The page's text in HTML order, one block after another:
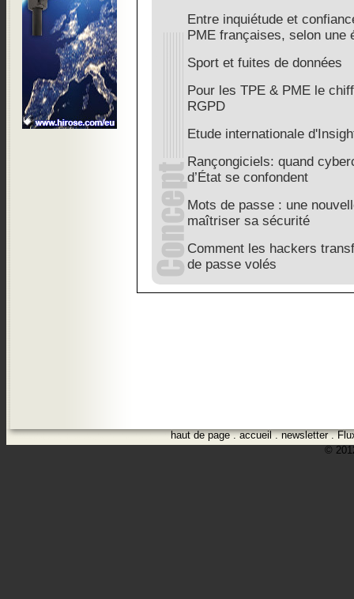
Entre inquiétude et
PME françaises, selon une
Sport et fuites de données
Pour les TPE & PME le
RGPD
Etude internationale
Rançongiciels: quand
d’État se confondent
Mots de passe : une
maîtriser sa sécurité
Comment les hackers
de passe volés
haut de page.accueil.newsletter.
©